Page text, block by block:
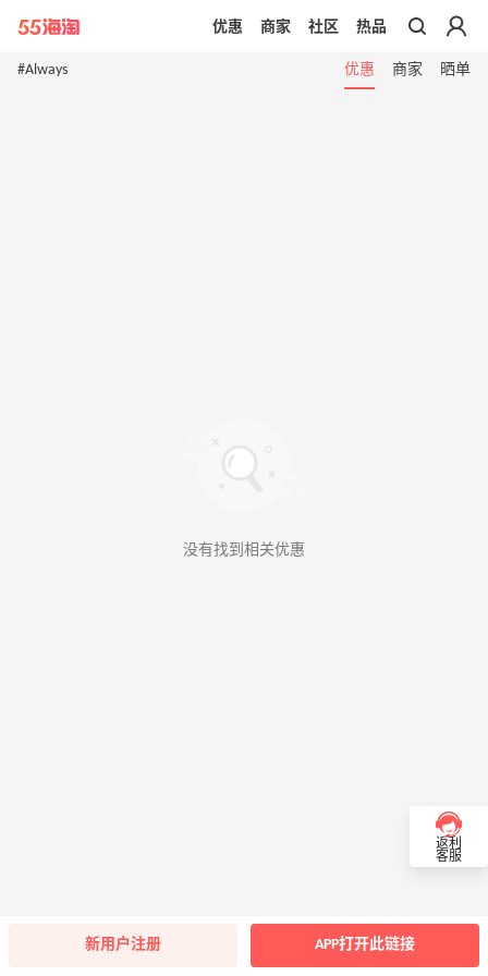
带你去官网买正品
优惠 商家 社区 热品
#Always 优惠 商家 晒单
没有找到相关优惠
返利
客服
新用户注册 APP打开此链接